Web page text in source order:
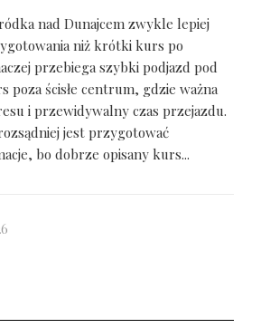
nad Dunajcem zwykle lepiej
niż krótki kurs po
przebiega szybki podjazd pod
poza ścisłe centrum, gdzie ważna
i przewidywalny czas przejazdu.
jest przygotować
bo dobrze opisany kurs...